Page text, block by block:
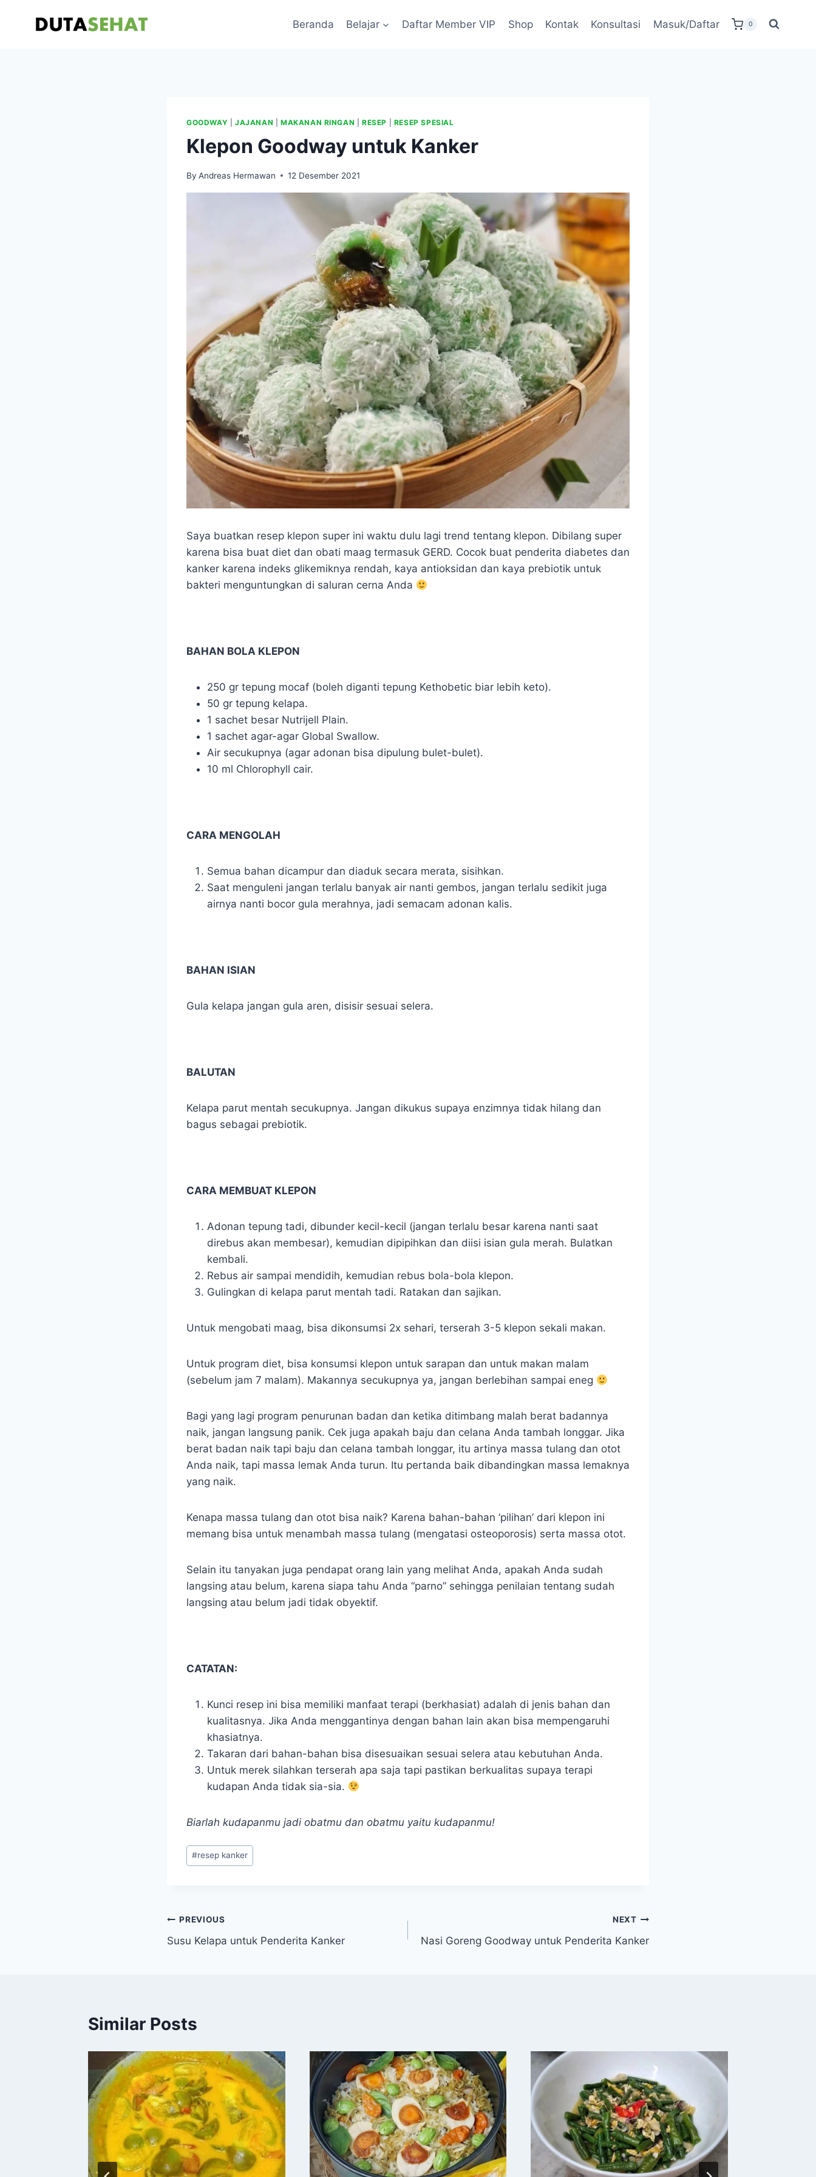
Beranda Belajar Daftar Member VIP Shop Kontak Konsultasi Masuk/Daftar 0
GOODWAY JAJANAN MAKANAN RINGAN |RESEP RESEP SPESIAL
Klepon Goodway untuk Kanker
By Andreas Hermawan 12 Desember 2021
Saya buatkan resep klepon super ini waktu dulu lagi trend tentang klepon. Dibilang super
karena bisa buat diet dan obati maag termasuk GERD. Cocok buat penderita diabetes dan
kanker karena indeks glikemiknya rendah, kaya antioksidan dan kaya prebiotik untuk
bakteri menguntungkan di saluran cerna Anda
BAHAN BOLA KLEPON
250 gr tepung mocaf (boleh diganti tepung Kethobetic biar lebih keto).
50 gr tepung kelapa.
1 sachet besar Nutrijell Plain.
1 sachet agar-agar Global Swallow.
Air secukupnya (agar adonan bisa dipulung bulet-bulet).
10 ml Chlorophyll cair.
CARA MENGOLAH
Semua bahan dicampur dan diaduk secara merata, sisihkan.
Saat menguleni jangan terlalu banyak air nanti gembos, jangan terlalu sedikit juga
airnya nanti bocor gula merahnya, jadi semacam adonan kalis.
BAHAN ISIAN
Gula kelapa jangan gula aren, disisir sesuai selera.
BALUTAN
Kelapa parut mentah secukupnya. Jangan dikukus supaya enzimnya tidak hilang dan
bagus sebagai prebiotik.
CARA MEMBUAT KLEPON
Adonan tepung tadi, dibunder kecil-kecil (jangan terlalu besar karena nanti saat
direbus akan membesar), kemudian dipipihkan dan diisi isian gula merah. Bulatkan
kembali.
Rebus air sampai mendidih, kemudian rebus bola-bola klepon.
Gulingkan di kelapa parut mentah tadi. Ratakan dan sajikan.
Untuk mengobati maag, bisa dikonsumsi 2x sehari, terserah 3-5 klepon sekali makan.
Untuk program diet, bisa konsumsi klepon untuk sarapan dan untuk makan malam
(sebelum jam 7 malam). Makannya secukupnya ya, jangan berlebihan sampai eneg
Bagi yang lagi program penurunan badan dan ketika ditimbang malah berat badannya
naik, jangan langsung panik. Cek juga apakah baju dan celana Anda tambah longgar. Jika
berat badan naik tapi baju dan celana tambah longgar, itu artinya massa tulang dan otot
Anda naik, tapi massa lemak Anda turun. Itu pertanda baik dibandingkan massa lemaknya
yang naik.
Kenapa massa tulang dan otot bisa naik? Karena bahan-bahan ‘pilihan’ dari klepon ini
memang bisa untuk menambah massa tulang (mengatasi osteoporosis) serta massa otot.
Selain itu tanyakan juga pendapat orang lain yang melihat Anda, apakah Anda sudah
langsing atau belum, karena siapa tahu Anda “parno” sehingga penilaian tentang sudah
langsing atau belum jadi tidak obyektif.
CATATAN:
Kunci resep ini bisa memiliki manfaat terapi (berkhasiat) adalah di jenis bahan dan
kualitasnya. Jika Anda menggantinya dengan bahan lain akan bisa mempengaruhi
khasiatnya.
Takaran dari bahan-bahan bisa disesuaikan sesuai selera atau kebutuhan Anda.
Untuk merek silahkan terserah apa saja tapi pastikan berkualitas supaya terapi
kudapan Anda tidak sia-sia.
Biarlah kudapanmu jadi obatmu dan obatmu yaitu kudapanmu!
Post
Tags:
#resep kanker
Navigasi
pos
PREVIOUS
Susu Kelapa untuk Penderita Kanker
NEXT
Nasi Goreng Goodway untuk Penderita Kanker
Similar Posts